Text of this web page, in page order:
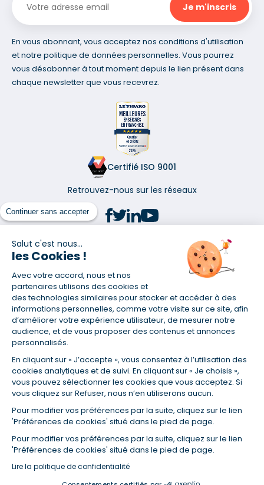
Continuer sans accepter
Salut c'est nous...
les Cookies !
Avec votre accord, nous et nos
partenaires utilisons des cookies et
des technologies similaires pour stocker et accéder à des
informations personnelles, comme votre visite sur ce site, afin
d’améliorer votre expérience utilisateur, de mesurer notre
audience, et de vous proposer des contenus et annonces
personnalisés.
En cliquant sur « J’accepte », vous consentez à l’utilisation des
cookies analytiques et de suivi. En cliquant sur « Je choisis »,
vous pouvez sélectionner les cookies que vous acceptez. Si
vous cliquez sur Refuser, nous n’en utiliserons aucun.
Pour modifier vos préférences par la suite, cliquez sur le lien
'Préférences de cookies' situé dans le pied de page.
Pour modifier vos préférences par la suite, cliquez sur le lien
'Préférences de cookies' situé dans le pied de page.
Lire la politique de confidentialité
En vous abonnant, vous acceptez nos conditions d'utilisation
et notre politique de données personnelles. Vous pourrez
vous désabonner à tout moment depuis le lien présent dans
chaque newsletter que vous recevrez.
Certifié ISO 9001
Retrouvez-nous sur les réseaux
(1) Taux fixe national hors assurance et selon votre profil
(2) Économie de 65 % pour l'assurance d'un prêt amortissable de 330
457,23 € à 0,90 % sur 19,5 ans, accordé à un salarié non cadre assuré à
100 % (décès, PTIA, IPP, ITT, IPP) âgé de 36 ans fumeur et une personne
salariée non cadre assurée à 100 % (décès, PTIA, IPP, ITT, IPP) âgée de 35
ans et non-fumeur, tous deux sans risque médical connu. Au
14/07/2019, coût de l'assurance proposée par la banque 179,08 €/mois
en moyenne contre 64,60 €/mois en moyenne au 14/07/2022 avec
Empruntis.com (TAEA : 0,44 %, coût total de l'assurance : 15 117,65 €).
(3) Taux minimum pour un crédit consommation d'un montant fixé entre
5 000 et 20 000 euros, selon profil et durée.
(4) La diminution du montant des mensualités entraîne l'allongement
de la durée de remboursement ainsi que la hausse du coût total du
(5) Banques de réseau, mutualistes, spécialisées, directions
régionales, organismes de crédit selon votre profil et votre demande.
Mutuelles, compagnies et courtiers d'assurances. Selon votre profil et
votre demande.
régionales, organismes de crédit, selon votre profil et votre demande.